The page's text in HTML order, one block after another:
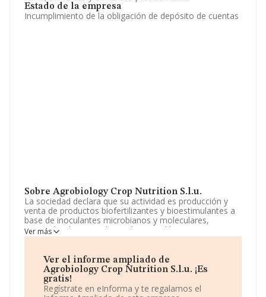
Estado de la empresa
Incumplimiento de la obligación de depósito de cuentas
Sobre Agrobiology Crop Nutrition S.l.u.
La sociedad declara que su actividad es producción y
venta de productos biofertilizantes y bioestimulantes a
base de inoculantes microbianos y moleculares,
especializada en productos biotecnológicos. La
empresa aparece inscrita en el Registro Mercantil como
por mayor de cereales, tabaco en rama, simientes y
alimentos para animales' con código 4621. La empresa
realiza actividad internacional tanto de importación
como exportación.
Ver más
Ver el informe ampliado de
Agrobiology Crop Nutrition S.l.u. ¡Es
gratis!
Regístrate en eInforma y te regalamos el